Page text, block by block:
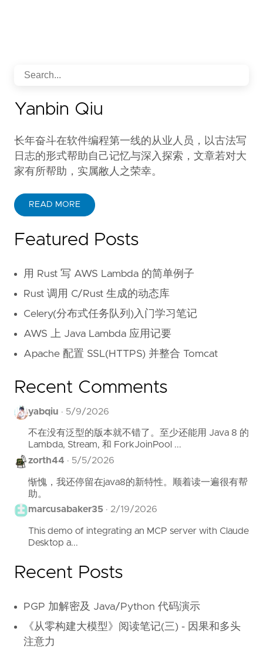
Yanbin Qiu
长年奋斗在软件编程第一线的从业人员，以古法写
日志的形式帮助自己记忆与深入探索，文章若对大
家有所帮助，实属敝人之荣幸。
READ MORE
Featured Posts
用 Rust 写 AWS Lambda 的简单例子
Rust 调用 C/Rust 生成的动态库
Celery(分布式任务队列)入门学习笔记
AWS 上 Java Lambda 应用记要
Apache 配置 SSL(HTTPS) 并整合 Tomcat
Recent Comments
yabqiu · 5/9/2026
不在没有泛型的版本就不错了。至少还能用 Java 8 的
Lambda, Stream, 和 ForkJoinPool ...
zorth44 · 5/5/2026
惭愧，我还停留在java8的新特性。顺着读一遍很有帮
助。
marcusabaker35 · 2/19/2026
This demo of integrating an MCP server with Claude
Desktop a...
Recent Posts
PGP 加解密及 Java/Python 代码演示
《从零构建大模型》阅读笔记(三) - 因果和多头
注意力